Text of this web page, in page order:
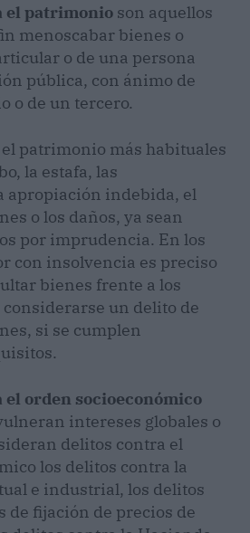
el patrimonio son aquellos
menoscabar bienes o
o de una persona
pública, con ánimo de
o de un tercero.
patrimonio más habituales
la estafa, las
apropiación indebida, el
o los daños, ya sean
por imprudencia. En los
con insolvencia es preciso
bienes frente a los
un delito de
si se cumplen
orden socioeconómico
intereses globales o
delitos contra el
los delitos contra la
e industrial, los delitos
de fijación de precios de